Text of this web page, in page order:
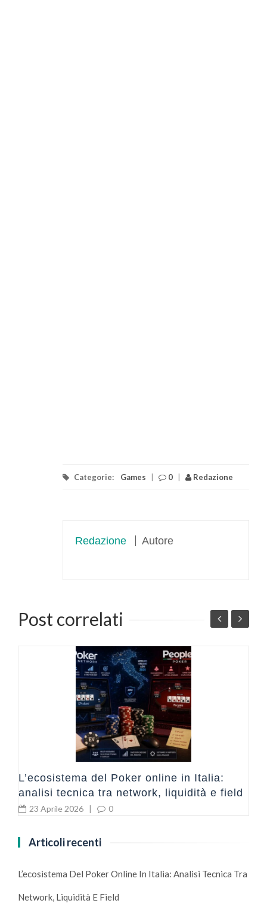
Categorie: Games 0 Redazione
Redazione Autore
Post correlati
L’ecosistema del Poker online in Italia:
analisi tecnica tra network, liquidità e field
23 Aprile 2026 | 0
Articoli recenti
L’ecosistema Del Poker Online In Italia: Analisi Tecnica Tra
Network, Liquidità E Field